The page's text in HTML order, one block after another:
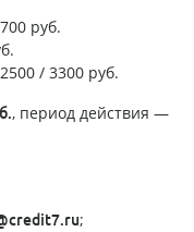
руб.
/ 3300 руб.
, период действия —
;